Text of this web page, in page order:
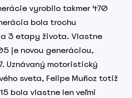
vyrobilo takmer 470
bola trochu
3 etapy života. Vlastne
je novou generáciou,
Uznávaný motoristický
sveta, Felipe Muñoz totiž
bola vlastne len veľmi